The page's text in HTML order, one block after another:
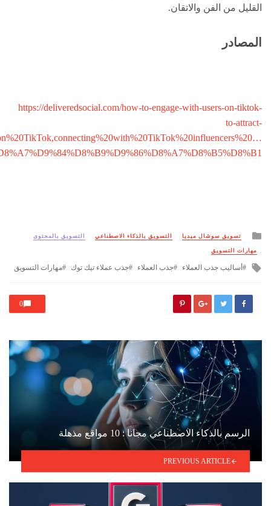
القليل من الفن والاتقان.
المصادر
https://deliveredsocial.com/how-to-engage-with-users-on-tiktok-
to-attract-
Posted
تسويق سوشال ميديا التسويق بالذكاء الاصطناعي التسويق بالمحتوى
مهارات التسويق
Tagged
أساليب جذب العملاء جذب العملاء جذب عملاء تيك توك مهارات التسويق
0
الرسم بالذكاء الاصطناعي مجانا : 10 مواقع مذهلة
PREVIOUS ARTICLE